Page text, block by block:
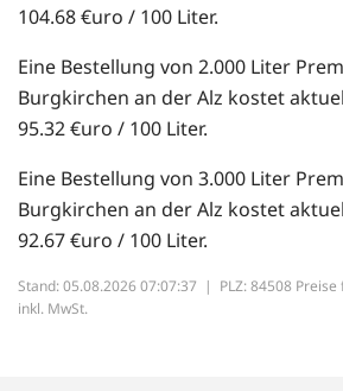
104.68 €uro / 100 Liter.
Eine Bestellung von 2.000 Liter
Burgkirchen an der Alz kostet
95.32 €uro / 100 Liter.
Eine Bestellung von 3.000 Liter
Burgkirchen an der Alz kostet
92.67 €uro / 100 Liter.
Stand: 05.08.2026 07:07:37 | PLZ: 84508
inkl. MwSt.